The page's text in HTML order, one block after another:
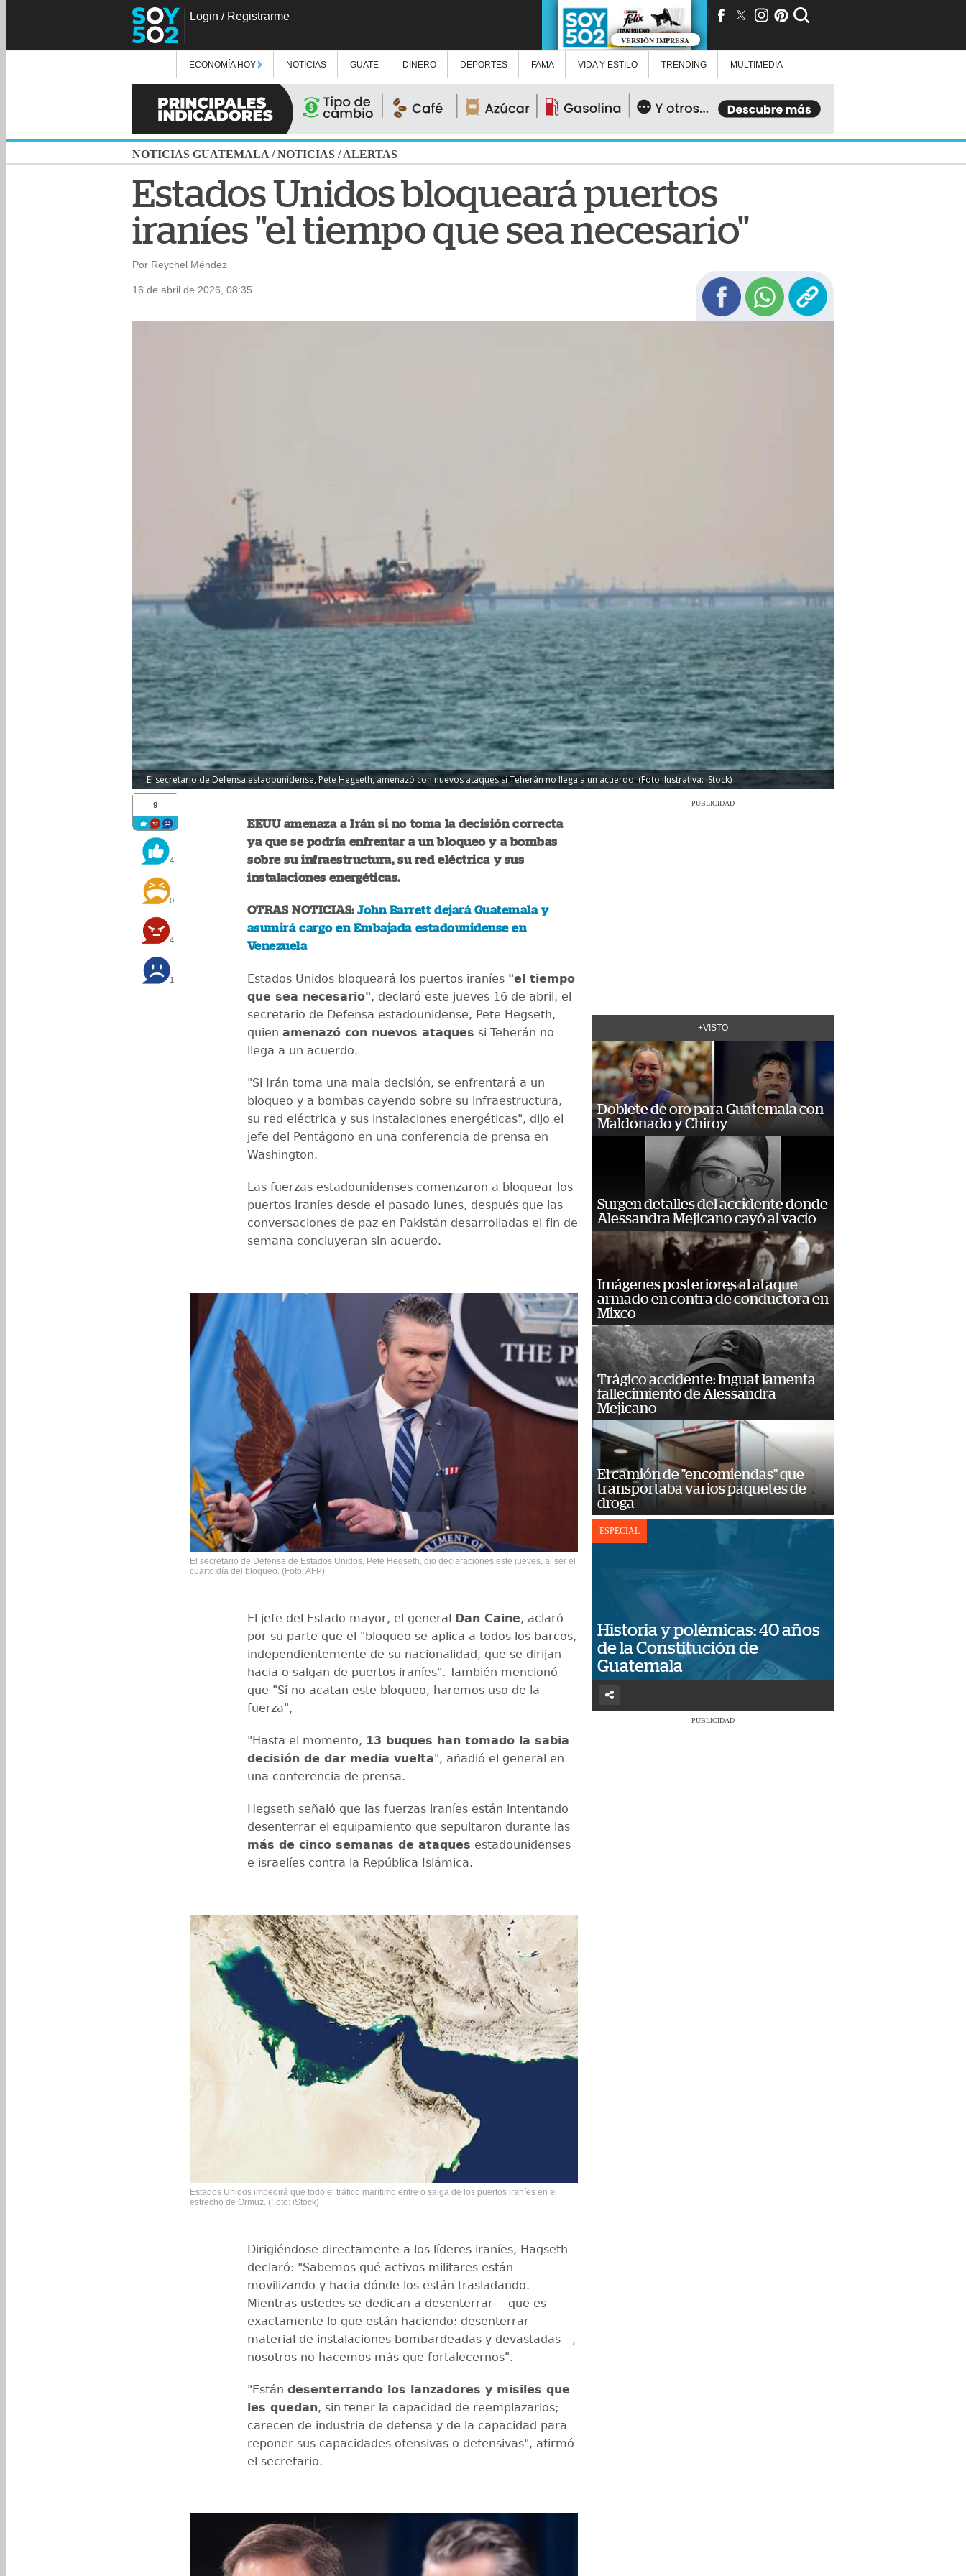
Login / Registrarme
VERSIÓN IMPRESA
ECONOMÍA HOY NOTICIAS GUATE DINERO DEPORTES FAMA VIDA Y ESTILO TRENDING MULTIMEDIA
NOTICIAS GUATEMALA /NOTICIAS /ALERTAS
Estados Unidos bloqueará puertos
iraníes "el tiempo que sea necesario"
Por Reychel Méndez
16 de abril de 2026, 08:35
El secretario de Defensa estadounidense, Pete Hegseth, amenazó con nuevos ataques si Teherán no llega a un acuerdo. (Foto ilustrativa: iStock)
9
4
0
4
1
EEUU amenaza a Irán si no toma la decisión correcta
ya que se podría enfrentar a un bloqueo y a bombas
sobre su infraestructura, su red eléctrica y sus
instalaciones energéticas.
OTRAS NOTICIAS:John Barrett dejará Guatemala y
asumirá cargo en Embajada estadounidense en
Venezuela
Estados Unidos bloqueará los puertos iraníes "el tiempo
que sea necesario", declaró este jueves 16 de abril, el
secretario de Defensa estadounidense, Pete Hegseth,
quien amenazó con nuevos ataques si Teherán no
llega a un acuerdo.
"Si Irán toma una mala decisión, se enfrentará a un
bloqueo y a bombas cayendo sobre su infraestructura,
su red eléctrica y sus instalaciones energéticas", dijo el
jefe del Pentágono en una conferencia de prensa en
Washington.
Las fuerzas estadounidenses comenzaron a bloquear los
puertos iraníes desde el pasado lunes, después que las
conversaciones de paz en Pakistán desarrolladas el fin de
semana concluyeran sin acuerdo.
El secretario de Defensa de Estados Unidos, Pete Hegseth, dio declaraciones este jueves, al ser el
cuarto día del bloqueo. (Foto: AFP)
El jefe del Estado mayor, el general Dan Caine, aclaró
por su parte que el "bloqueo se aplica a todos los barcos,
independientemente de su nacionalidad, que se dirijan
hacia o salgan de puertos iraníes". También mencionó
que "Si no acatan este bloqueo, haremos uso de la
fuerza",
"Hasta el momento, 13 buques han tomado la sabia
decisión de dar media vuelta", añadió el general en
una conferencia de prensa.
Hegseth señaló que las fuerzas iraníes están intentando
desenterrar el equipamiento que sepultaron durante las
más de cinco semanas de ataques estadounidenses
e israelíes contra la República Islámica.
Estados Unidos impedirá que todo el tráfico marítimo entre o salga de los puertos iraníes en el
estrecho de Ormuz. (Foto: iStock)
Dirigiéndose directamente a los líderes iraníes, Hagseth
declaró: "Sabemos qué activos militares están
movilizando y hacia dónde los están trasladando.
Mientras ustedes se dedican a desenterrar —que es
exactamente lo que están haciendo: desenterrar
material de instalaciones bombardeadas y devastadas—,
nosotros no hacemos más que fortalecernos".
"Están desenterrando los lanzadores y misiles que
les quedan, sin tener la capacidad de reemplazarlos;
carecen de industria de defensa y de la capacidad para
reponer sus capacidades ofensivas o defensivas", afirmó
el secretario.
PUBLICIDAD
+VISTO
Doblete de oro para Guatemala con
Maldonado y Chiroy
Surgen detalles del accidente donde
Alessandra Mejicano cayó al vacío
Imágenes posteriores al ataque
armado en contra de conductora en
Mixco
Trágico accidente: Inguat lamenta
fallecimiento de Alessandra
Mejicano
El camión de "encomiendas" que
transportaba varios paquetes de
droga
ESPECIAL
Historia y polémicas: 40 años
de la Constitución de
Guatemala
PUBLICIDAD